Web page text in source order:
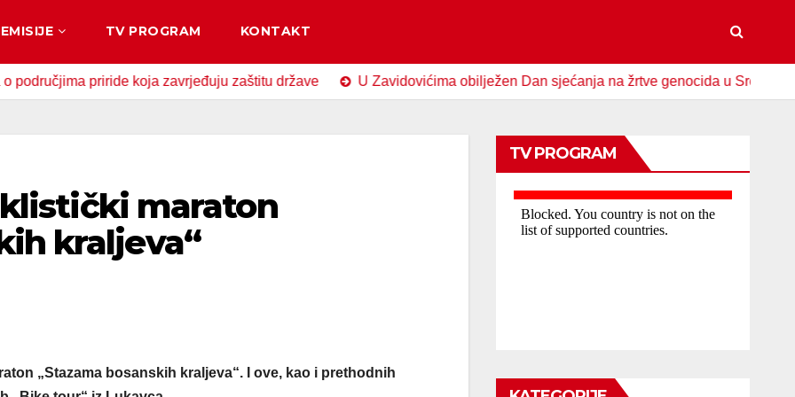
EMISIJE TV PROGRAM KONTAKT
priride koja zavrjeđuju zaštitu države U Zavidovićima obilježen Dan sjećanja na žrtve genocida u Srebrenici
maraton
kraljeva“
„Stazama bosanskih kraljeva“. I ove, kao i prethodnih
TV PROGRAM